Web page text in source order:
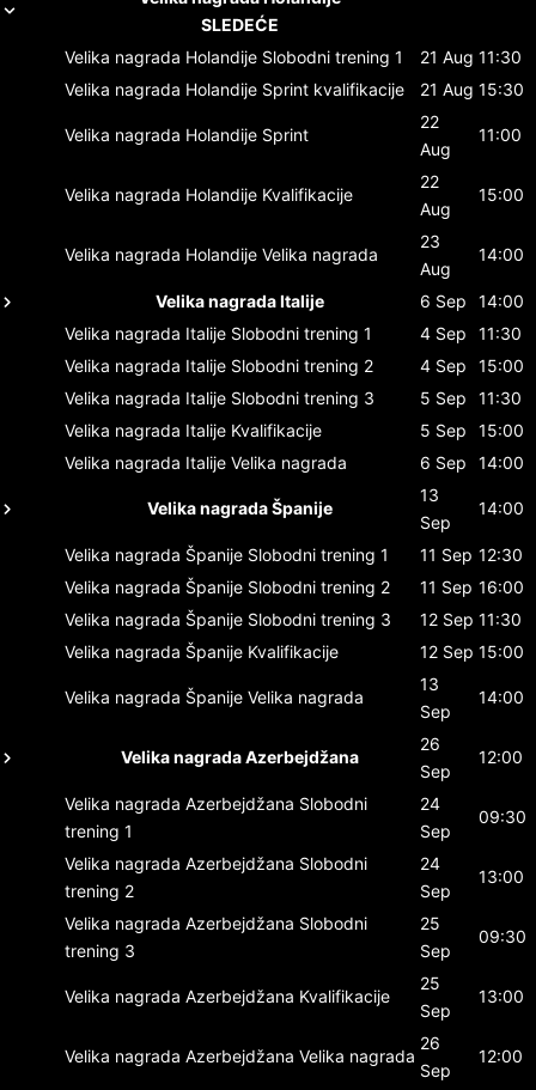
SLEDEĆE
Velika nagrada Holandije Slobodni trening 1 21 Aug 11:30
Velika nagrada Holandije Sprint kvalifikacije 21 Aug 15:30
Velika nagrada Holandije Sprint
22
Aug
11:00
Velika nagrada Holandije Kvalifikacije
22
Aug
15:00
Velika nagrada Holandije Velika nagrada
23
Aug
14:00
Velika nagrada Italije 6 Sep
14:00
Velika nagrada Italije Slobodni trening 1 4 Sep
11:30
Velika nagrada Italije Slobodni trening 2 4 Sep
15:00
Velika nagrada Italije Slobodni trening 3 5 Sep
11:30
Velika nagrada Italije Kvalifikacije 5 Sep
15:00
Velika nagrada Italije Velika nagrada 6 Sep 14:00
Velika nagrada Španije
13
Sep
14:00
Velika nagrada Španije Slobodni trening 1 11 Sep 12:30
Velika nagrada Španije Slobodni trening 2 11 Sep 16:00
Velika nagrada Španije Slobodni trening 3 12 Sep 11:30
Velika nagrada Španije Kvalifikacije 12 Sep 15:00
Velika nagrada Španije Velika nagrada
13
Sep
14:00
Velika nagrada Azerbejdžana
26
Sep
12:00
Velika nagrada Azerbejdžana Slobodni
trening 1
24
Sep
09:30
Velika nagrada Azerbejdžana Slobodni
trening 2
24
Sep
13:00
Velika nagrada Azerbejdžana Slobodni
trening 3
25
Sep
09:30
Velika nagrada Azerbejdžana Kvalifikacije
25
Sep
13:00
Velika nagrada Azerbejdžana Velika nagrada
26
Sep
12:00